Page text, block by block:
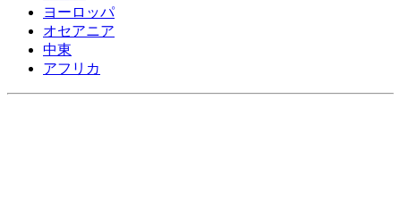
ヨーロッパ
オセアニア
中東
アフリカ